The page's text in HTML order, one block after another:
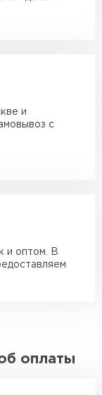
и
с
и оптом. В
оплаты